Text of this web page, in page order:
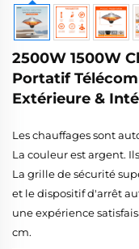
2500W 1500W
Portatif
Extérieure &
Les chauffages sont
La couleur est argent.
La grille de sécurité
et le dispositif d'arrêt
une expérience
cm.